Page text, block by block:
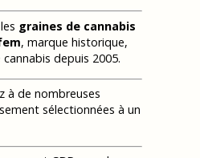
graines de cannabis
, marque historique,
depuis 2005.
à de nombreuses
sélectionnées à un